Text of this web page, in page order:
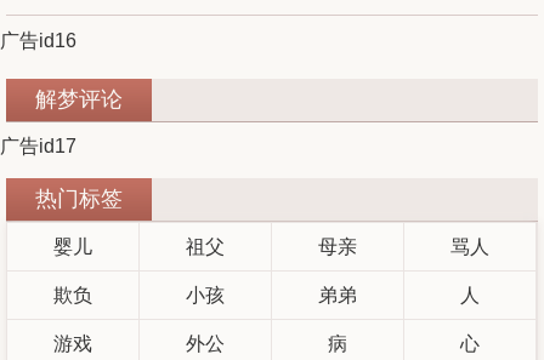
广告id16
解梦评论
广告id17
热门标签
婴儿 祖父 母亲 骂人
欺负 小孩 弟弟 人
游戏 外公 病 心